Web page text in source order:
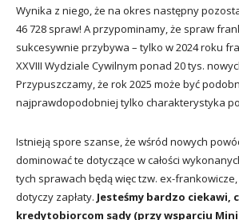
Wynika z niego, że na okres następny
46 728 spraw! A przypominamy, że spraw
sukcesywnie przybywa – tylko w 2024 roku
XXVIII Wydziale Cywilnym ponad 20 tys.
Przypuszczamy, że rok 2025 może być
najprawdopodobniej tylko charakterystyka
Istnieją spore szanse, że wśród nowych
dominować te dotyczące w całości
tych sprawach będą więc tzw. ex-
dotyczy zapłaty. Jesteśmy bardzo ciekawi,
kredytobiorcom sądy (przy wsparciu